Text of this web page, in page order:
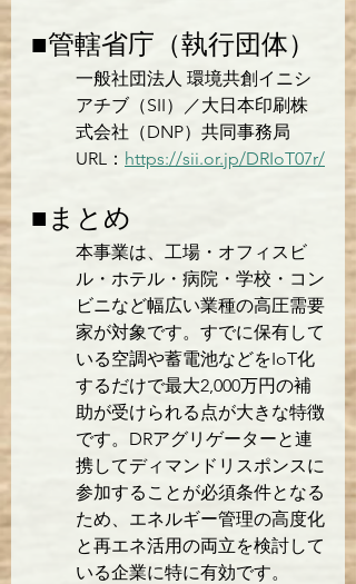
■管轄省庁（執行団体）
一般社団法人 環境共創イニシ
アチブ（SII）／大日本印刷株
式会社（DNP）共同事務局
URL： https://sii.or.jp/DRIoT07r/
■まとめ
本事業は、工場・オフィスビ
ル・ホテル・病院・学校・コン
ビニなど幅広い業種の高圧需要
家が対象です。すでに保有して
いる空調や蓄電池などをIoT化
するだけで最大2,000万円の補
助が受けられる点が大きな特徴
です。DRアグリゲーターと連
携してディマンドリスポンスに
参加することが必須条件となる
ため、エネルギー管理の高度化
と再エネ活用の両立を検討して
いる企業に特に有効です。